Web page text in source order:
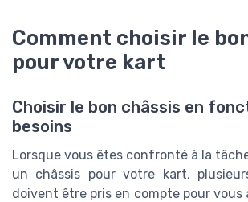
Comment choisir le
pour votre kart
Choisir le bon châssis en
besoins
Lorsque vous êtes confronté à la
un châssis pour votre kart,
doivent être pris en compte pour vous